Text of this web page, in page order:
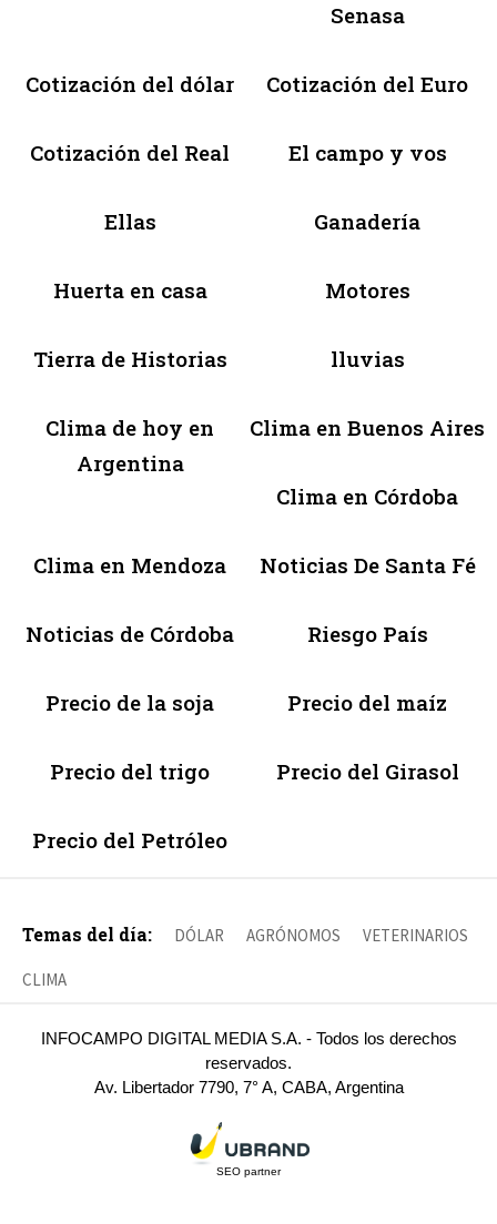
Senasa
Cotización del dólar Cotización del Euro
Cotización del Real El campo y vos
Ellas Ganadería
Huerta en casa Motores
Tierra de Historias lluvias
Clima de hoy en
Argentina
Clima en Buenos Aires
Clima en Córdoba
Clima en Mendoza Noticias De Santa Fé
Noticias de Córdoba Riesgo País
Precio de la soja Precio del maíz
Precio del trigo Precio del Girasol
Precio del Petróleo
Temas del día: DÓLAR AGRÓNOMOS VETERINARIOS
CLIMA
INFOCAMPO DIGITAL MEDIA S.A. - Todos los derechos
reservados.
Av. Libertador 7790, 7° A, CABA, Argentina
SEO partner